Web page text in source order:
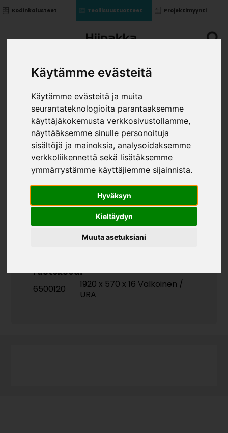
Käytämme evästeitä
Käytämme evästeitä ja muita
seurantateknologioita parantaaksemme
käyttäjäkokemusta verkkosivustollamme,
näyttääksemme sinulle personoituja
sisältöjä ja mainoksia, analysoidaksemme
verkkoliikennettä sekä lisätäksemme
ymmärrystämme käyttäjiemme sijainnista.
Hyväksyn
Kieltäydyn
Muuta asetuksiani
Kodinkalusteet Teollisuustuotteet Projektimyynti
KOMERON SIVU 1920
VAS/OIK KOST.KEST.
Teollisuustuotteet»Kalusterungot ja ovet»
Komponentit uralla »
Komeron sivu 1920 VAS/OIK
kost.kest.
VÄRI
Tuotekoodi
6500120
1920 x 570 x 16 Valkoinen /
URA